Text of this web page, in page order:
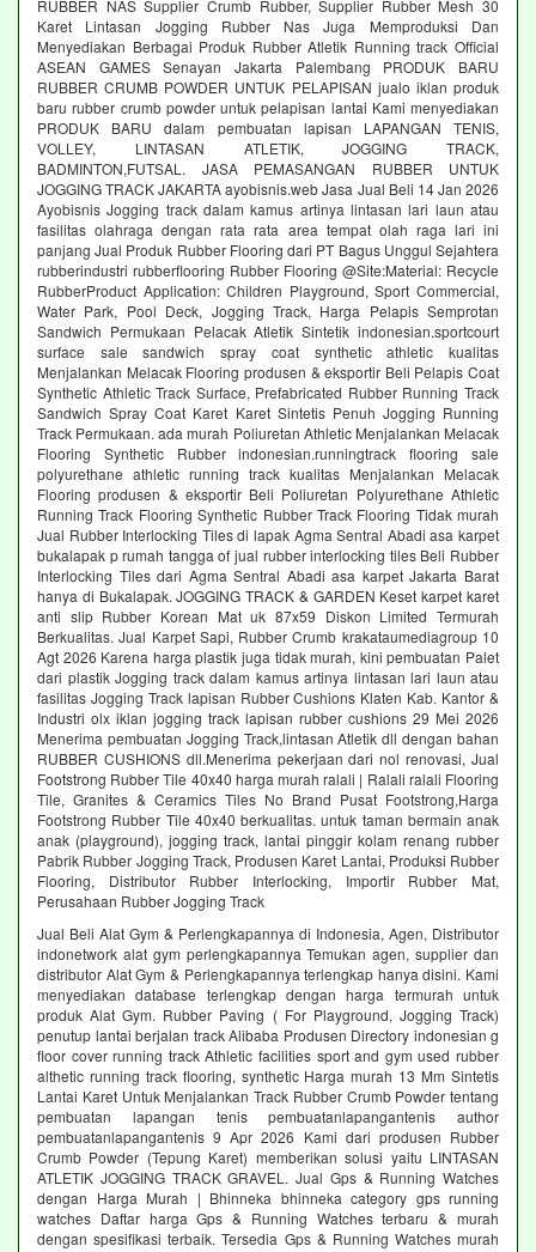
RUBBER NAS Supplier Crumb Rubber, Supplier Rubber Mesh 30
Karet Lintasan Jogging Rubber Nas Juga Memproduksi Dan
Menyediakan Berbagai Produk Rubber Atletik Running track Official
ASEAN GAMES Senayan Jakarta Palembang PRODUK BARU
RUBBER CRUMB POWDER UNTUK PELAPISAN jualo iklan produk
baru rubber crumb powder untuk pelapisan lantai Kami menyediakan
PRODUK BARU dalam pembuatan lapisan LAPANGAN TENIS,
VOLLEY, LINTASAN ATLETIK, JOGGING TRACK,
BADMINTON,FUTSAL. JASA PEMASANGAN RUBBER UNTUK
JOGGING TRACK JAKARTA ayobisnis.web Jasa Jual Beli 14 Jan 2026
Ayobisnis Jogging track dalam kamus artinya lintasan lari laun atau
fasilitas olahraga dengan rata rata area tempat olah raga lari ini
panjang Jual Produk Rubber Flooring dari PT Bagus Unggul Sejahtera
rubberindustri rubberflooring Rubber Flooring @Site:Material: Recycle
RubberProduct Application: Children Playground, Sport Commercial,
Water Park, Pool Deck, Jogging Track, Harga Pelapis Semprotan
Sandwich Permukaan Pelacak Atletik Sintetik indonesian.sportcourt
surface sale sandwich spray coat synthetic athletic kualitas
Menjalankan Melacak Flooring produsen & eksportir Beli Pelapis Coat
Synthetic Athletic Track Surface, Prefabricated Rubber Running Track
Sandwich Spray Coat Karet Karet Sintetis Penuh Jogging Running
Track Permukaan. ada murah Poliuretan Athletic Menjalankan Melacak
Flooring Synthetic Rubber indonesian.runningtrack flooring sale
polyurethane athletic running track kualitas Menjalankan Melacak
Flooring produsen & eksportir Beli Poliuretan Polyurethane Athletic
Running Track Flooring Synthetic Rubber Track Flooring Tidak murah
Jual Rubber Interlocking Tiles di lapak Agma Sentral Abadi asa karpet
bukalapak p rumah tangga of jual rubber interlocking tiles Beli Rubber
Interlocking Tiles dari Agma Sentral Abadi asa karpet Jakarta Barat
hanya di Bukalapak. JOGGING TRACK & GARDEN Keset karpet karet
anti slip Rubber Korean Mat uk 87x59 Diskon Limited Termurah
Berkualitas. Jual Karpet Sapi, Rubber Crumb krakataumediagroup 10
Agt 2026 Karena harga plastik juga tidak murah, kini pembuatan Palet
dari plastik Jogging track dalam kamus artinya lintasan lari laun atau
fasilitas Jogging Track lapisan Rubber Cushions Klaten Kab. Kantor &
Industri olx iklan jogging track lapisan rubber cushions 29 Mei 2026
Menerima pembuatan Jogging Track,lintasan Atletik dll dengan bahan
RUBBER CUSHIONS dll.Menerima pekerjaan dari nol renovasi, Jual
Footstrong Rubber Tile 40x40 harga murah ralali | Ralali ralali Flooring
Tile, Granites & Ceramics Tiles No Brand Pusat Footstrong,Harga
Footstrong Rubber Tile 40x40 berkualitas. untuk taman bermain anak
anak (playground), jogging track, lantai pinggir kolam renang rubber
Pabrik Rubber Jogging Track, Produsen Karet Lantai, Produksi Rubber
Flooring, Distributor Rubber Interlocking, Importir Rubber Mat,
Perusahaan Rubber Jogging Track
Jual Beli Alat Gym & Perlengkapannya di Indonesia, Agen, Distributor
indonetwork alat gym perlengkapannya Temukan agen, supplier dan
distributor Alat Gym & Perlengkapannya terlengkap hanya disini. Kami
menyediakan database terlengkap dengan harga termurah untuk
produk Alat Gym. Rubber Paving ( For Playground, Jogging Track)
penutup lantai berjalan track Alibaba Produsen Directory indonesian g
floor cover running track Athletic facilities sport and gym used rubber
althetic running track flooring, synthetic Harga murah 13 Mm Sintetis
Lantai Karet Untuk Menjalankan Track Rubber Crumb Powder tentang
pembuatan lapangan tenis pembuatanlapangantenis author
pembuatanlapangantenis 9 Apr 2026 Kami dari produsen Rubber
Crumb Powder (Tepung Karet) memberikan solusi yaitu LINTASAN
ATLETIK JOGGING TRACK GRAVEL. Jual Gps & Running Watches
dengan Harga Murah | Bhinneka bhinneka category gps running
watches Daftar harga Gps & Running Watches terbaru & murah
dengan spesifikasi terbaik. Tersedia Gps & Running Watches murah